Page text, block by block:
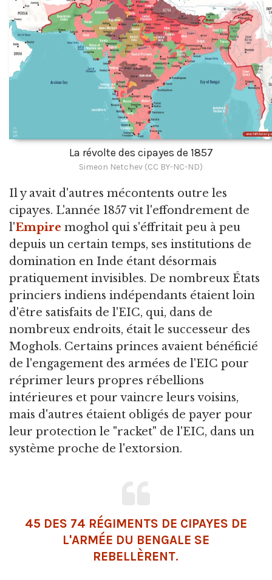
La révolte des cipayes de 1857
Simeon Netchev (CC BY-NC-ND)
Il y avait d'autres mécontents outre les
cipayes. L'année 1857 vit l'effondrement de
l'Empire moghol qui s'éffritait peu à peu
depuis un certain temps, ses institutions de
domination en Inde étant désormais
pratiquement invisibles. De nombreux États
princiers indiens indépendants étaient loin
d'être satisfaits de l'EIC, qui, dans de
nombreux endroits, était le successeur des
Moghols. Certains princes avaient bénéficié
de l'engagement des armées de l'EIC pour
réprimer leurs propres rébellions
intérieures et pour vaincre leurs voisins,
mais d'autres étaient obligés de payer pour
leur protection le "racket" de l'EIC, dans un
système proche de l'extorsion.
45 DES 74 RÉGIMENTS DE CIPAYES DE
L'ARMÉE DU BENGALE SE
REBELLÈRENT.